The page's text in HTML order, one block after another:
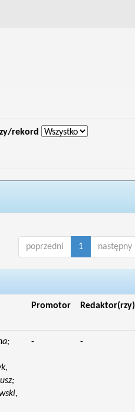
rekord
poprzedni 1 następny
Promotor Redaktor(rzy)
- -